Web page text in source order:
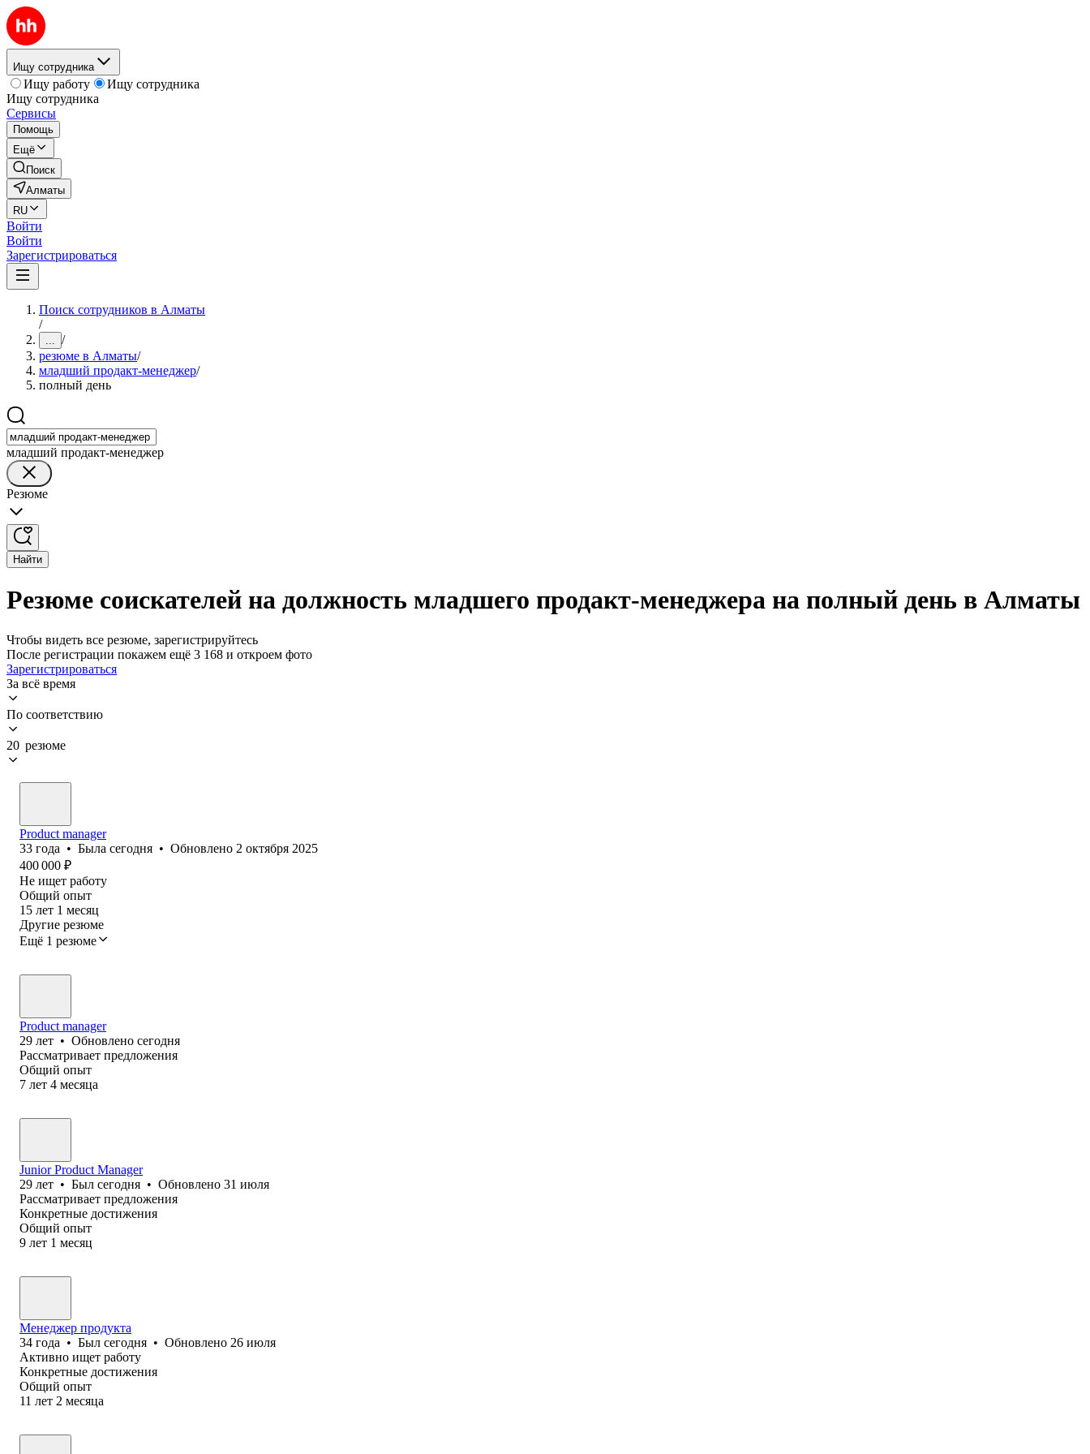
Ищу сотрудника
Ищу работу
Ищу сотрудника
Ищу сотрудника
Сервисы
Помощь
Ещё
Поиск
Алматы
RU
Войти
Войти
Зарегистрироваться
Поиск сотрудников в Алматы
/
... /
резюме в Алматы/
младший продакт-менеджер/
полный день
младший продакт-менеджер
Резюме
Найти
Резюме соискателей на должность младшего продакт-менеджера на полный день в Алматы
Чтобы видеть все резюме, зарегистрируйтесь
После регистрации покажем ещё 3 168 и откроем фото
Зарегистрироваться
За всё время
По соответствию
20 резюме
Product manager
33 года • Была сегодня • Обновлено 2 октября 2025
400 000 ₽
Не ищет работу
Общий опыт
15 лет 1 месяц
Другие резюме
Ещё 1 резюме
Product manager
29 лет • Обновлено сегодня
Рассматривает предложения
Общий опыт
7 лет 4 месяца
Junior Product Manager
29 лет • Был сегодня • Обновлено 31 июля
Рассматривает предложения
Конкретные достижения
Общий опыт
9 лет 1 месяц
Менеджер продукта
34 года • Был сегодня • Обновлено 26 июля
Активно ищет работу
Конкретные достижения
Общий опыт
11 лет 2 месяца